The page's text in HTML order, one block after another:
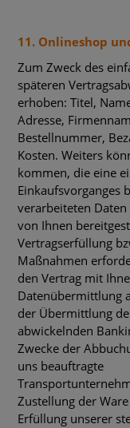
11. Onlineshop
Zum Zweck des
späteren
erhoben: Titel,
Adresse,
Bestellnummer,
Kosten. Weiters
kommen, die eine
Einkaufsvorganges
verarbeiteten
von Ihnen
Vertragserfüllung
Maßnahmen
den Vertrag mit
Datenübermittlung
der Übermittlung
abwickelnden
Zwecke der
uns beauftragte
Zustellung der
Erfüllung unserer